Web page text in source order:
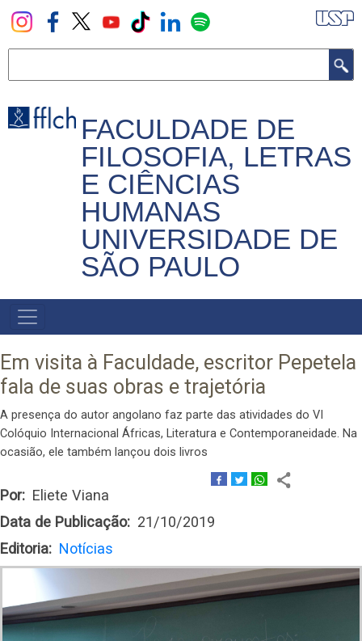
Pular
para
principal
FACULDADE DE
FILOSOFIA, LETRAS
E CIÊNCIAS
HUMANAS
UNIVERSIDADE DE
SÃO PAULO
NAVEGADOR
PRINCIPAL
Em visita à Faculdade, escritor Pepetela
fala de suas obras e trajetória
A presença do autor angolano faz parte das atividades do VI
Colóquio Internacional Áfricas, Literatura e Contemporaneidade. Na
ocasião, ele também lançou dois livros
Por
Eliete Viana
Data de Publicação
21/10/2019
Editoria
Notícias